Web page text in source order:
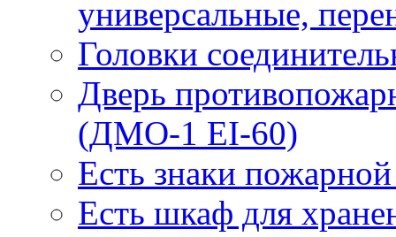
универсальные,
Головки
Дверь
(ДМО-1 EI-60)
Есть знаки
Есть шкаф для